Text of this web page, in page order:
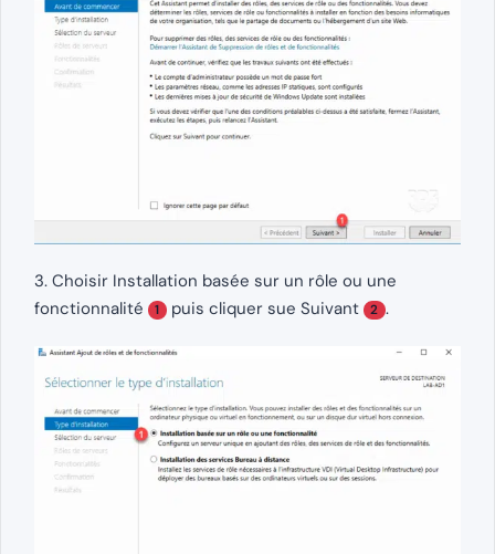
3. Choisir Installation basée sur un rôle ou une
fonctionnalité
1 puis cliquer sue Suivant 2 .